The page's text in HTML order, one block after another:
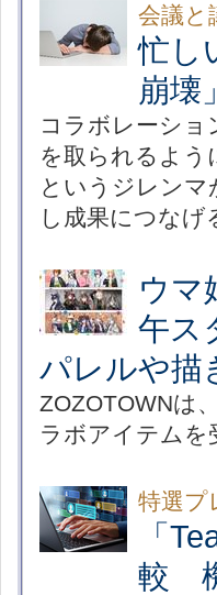
会議と
忙し
崩壊
コラボレーショ
を取られるよう
というジレンマ
し成果につなげ
ウマ
午ス
パレルや描
ZOZOTOWNは
ラボアイテムを
特選プ
「
較